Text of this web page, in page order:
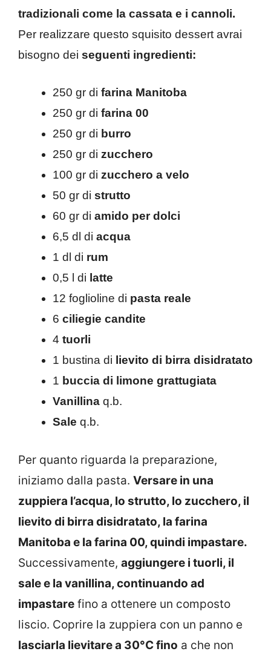
tradizionali come la cassata e i cannoli.
Per realizzare questo squisito dessert avrai
bisogno dei seguenti ingredienti:
250 gr di farina Manitoba
250 gr di farina 00
250 gr di burro
250 gr di zucchero
100 gr di zucchero a velo
50 gr di strutto
60 gr di amido per dolci
6,5 dl di acqua
1 dl di rum
0,5 l di latte
12 foglioline di pasta reale
6 ciliegie candite
4 tuorli
1 bustina di lievito di birra disidratato
1 buccia di limone grattugiata
Vanillina q.b.
Sale q.b.
Per quanto riguarda la preparazione,
iniziamo dalla pasta. Versare in una
zuppiera l’acqua, lo strutto, lo zucchero, il
lievito di birra disidratato, la farina
Manitoba e la farina 00, quindi impastare.
Successivamente, aggiungere i tuorli, il
sale e la vanillina, continuando ad
impastare fino a ottenere un composto
liscio. Coprire la zuppiera con un panno e
lasciarla lievitare a 30°C fino a che non